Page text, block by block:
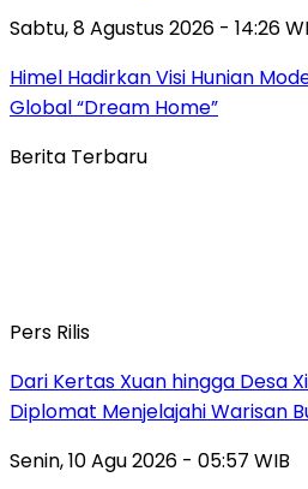
Sabtu, 8 Agustus 2026 - 14:26
Himel Hadirkan Visi Hunian
Global “Dream Home”
Berita Terbaru
Pers Rilis
Dari Kertas Xuan hingga Desa
Diplomat Menjelajahi Warisan
Senin, 10 Agu 2026 - 05:57 WIB